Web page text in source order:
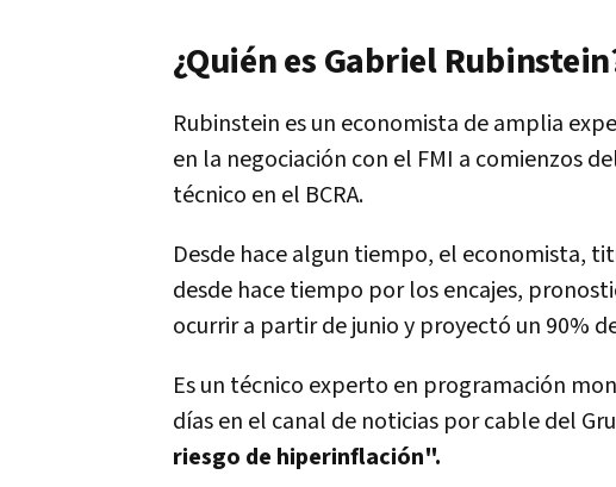
¿Quién es Gabriel
Rubinstein es un economista de amplia
en la negociación con el FMI a comienzos
técnico en el BCRA.
Desde hace algun tiempo, el economista,
desde hace tiempo por los encajes,
ocurrir a partir de junio y proyectó un 90%
Es un técnico experto en programación
días en el canal de noticias por cable del
riesgo de hiperinflación".